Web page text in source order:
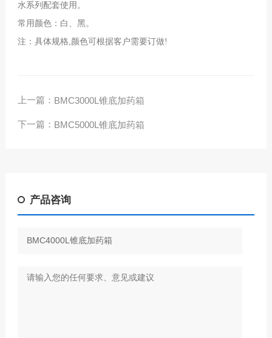
水系列配套使用。
常用颜色：白、黑。
注：具体规格,颜色可根据客户需要订做!
上一篇： BMC3000L锥底加药箱
下一篇： BMC5000L锥底加药箱
产品咨询